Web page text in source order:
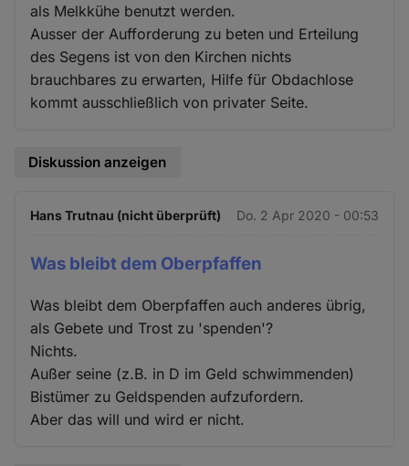
als Melkkühe benutzt werden.
Ausser der Aufforderung zu beten und Erteilung
des Segens ist von den Kirchen nichts
brauchbares zu erwarten, Hilfe für Obdachlose
kommt ausschließlich von privater Seite.
Diskussion anzeigen
Hans Trutnau (nicht überprüft) Do. 2 Apr 2020 - 00:53
Was bleibt dem Oberpfaffen
Was bleibt dem Oberpfaffen auch anderes übrig,
als Gebete und Trost zu 'spenden'?
Nichts.
Außer seine (z.B. in D im Geld schwimmenden)
Bistümer zu Geldspenden aufzufordern.
Aber das will und wird er nicht.